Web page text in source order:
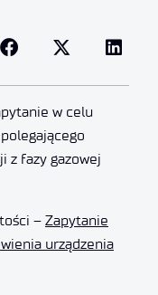
w celu
z fazy gazowej
– Zapytanie
urządzenia